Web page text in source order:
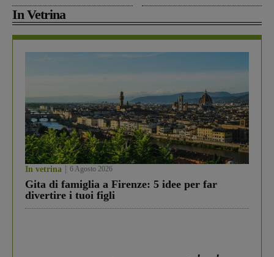
In Vetrina
In vetrina 6 Agosto 2026
Gita di famiglia a Firenze: 5 idee per far
divertire i tuoi figli